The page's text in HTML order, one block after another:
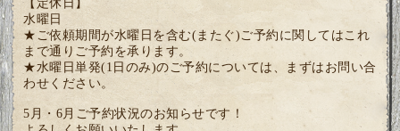
【定休日】
水曜日
★ご依頼期間が水曜日を含む(またぐ)ご予約に関してはこれ
まで通りご予約を承ります。
★水曜日単発(1日のみ)のご予約については、まずはお問い合
わせください。
5月・6月ご予約状況のお知らせです！